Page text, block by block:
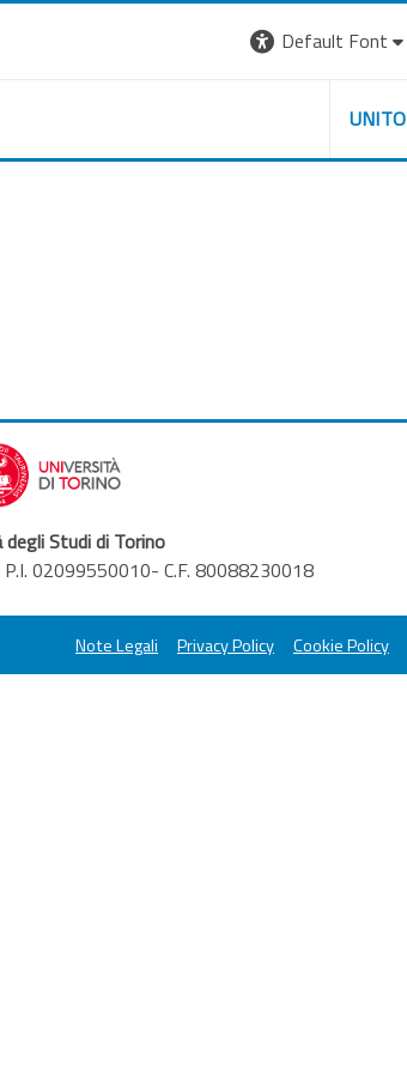
Default Font
UNITO
Studi di Torino
02099550010- C.F. 80088230018
Note Legali Privacy Policy Cookie Policy